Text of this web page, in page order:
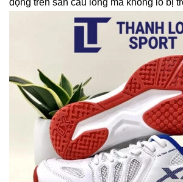
động trên sân cầu lông mà không lo bị